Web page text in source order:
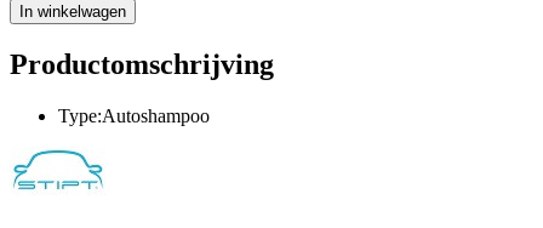
In winkelwagen
Productomschrijving
Type:Autoshampoo